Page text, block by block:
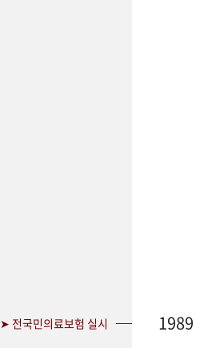
➤ 전국민의료보험 실시 1989